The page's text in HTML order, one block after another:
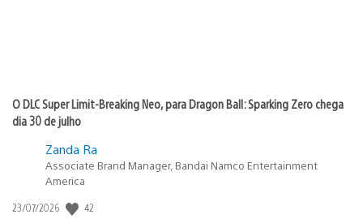
O DLC Super Limit-Breaking Neo, para Dragon Ball: Sparking Zero chega
dia 30 de julho
Zanda Ra
Associate Brand Manager, Bandai Namco Entertainment
America
Data
23/07/2026 42